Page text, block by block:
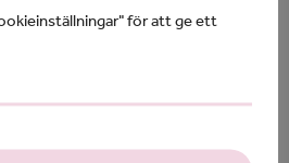
kunna utöva vårt
och i livet.
föreningen ska gå till
för att ge ett